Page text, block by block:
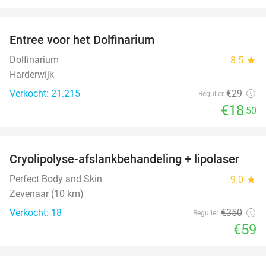
Entree voor het Dolfinarium
Dolfinarium 8.5 star
Harderwijk
Verkocht: 21.215
Regulier €29
€18,50
83%
Cryolipolyse-afslankbehandeling + lipolaser
Perfect Body and Skin 9.0 star
Zevenaar (10 km)
Verkocht: 18
Regulier €350
€59